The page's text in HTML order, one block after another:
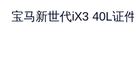
宝马新世代iX3 40L证